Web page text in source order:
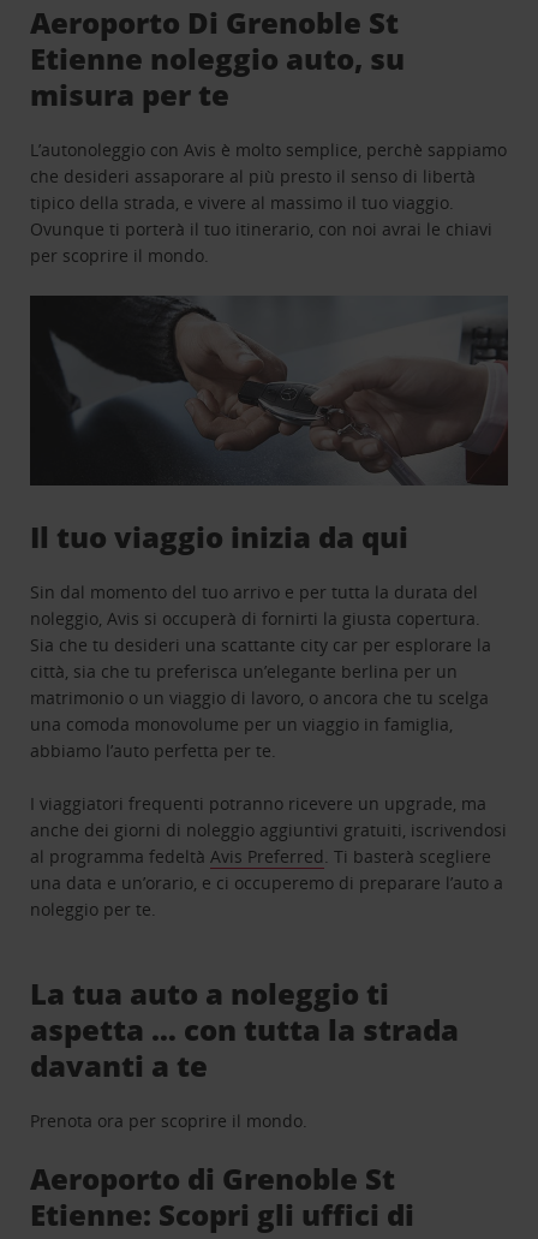
Aeroporto Di Grenoble St
Etienne noleggio auto, su
misura per te
L’autonoleggio con Avis è molto semplice, perchè sappiamo
che desideri assaporare al più presto il senso di libertà
tipico della strada, e vivere al massimo il tuo viaggio.
Ovunque ti porterà il tuo itinerario, con noi avrai le chiavi
per scoprire il mondo.
Il tuo viaggio inizia da qui
Sin dal momento del tuo arrivo e per tutta la durata del
noleggio, Avis si occuperà di fornirti la giusta copertura.
Sia che tu desideri una scattante city car per esplorare la
città, sia che tu preferisca un’elegante berlina per un
matrimonio o un viaggio di lavoro, o ancora che tu scelga
una comoda monovolume per un viaggio in famiglia,
abbiamo l’auto perfetta per te.
I viaggiatori frequenti potranno ricevere un upgrade, ma
anche dei giorni di noleggio aggiuntivi gratuiti, iscrivendosi
al programma fedeltàAvis Preferred. Ti basterà scegliere
una data e un’orario, e ci occuperemo di preparare l’auto a
noleggio per te.
La tua auto a noleggio ti
aspetta … con tutta la strada
davanti a te
Prenota ora per scoprire il mondo.
Aeroporto di Grenoble St
Etienne: Scopri gli uffici di